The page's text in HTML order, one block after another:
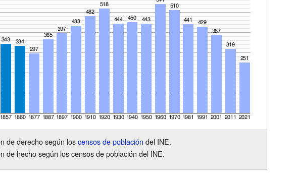
de derecho según loscensos de población del INE.
de hecho según los censos de población del INE.